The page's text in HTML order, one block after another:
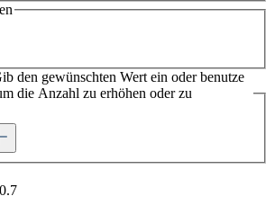
den gewünschten Wert ein oder benutze
die Anzahl zu erhöhen oder zu